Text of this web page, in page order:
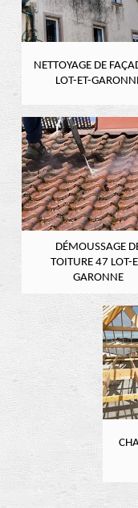
NETTOYAGE DE
LOT-ET-
DÉMOUSSAGE
TOITURE 47 LOT-
GARONNE